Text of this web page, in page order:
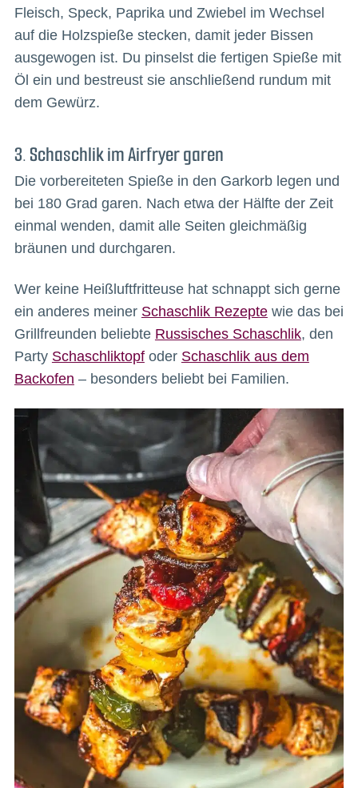
Fleisch, Speck, Paprika und Zwiebel im Wechsel
auf die Holzspieße stecken, damit jeder Bissen
ausgewogen ist. Du pinselst die fertigen Spieße mit
Öl ein und bestreust sie anschließend rundum mit
dem Gewürz.
3. Schaschlik im Airfryer garen
Die vorbereiteten Spieße in den Garkorb legen und
bei 180 Grad garen. Nach etwa der Hälfte der Zeit
einmal wenden, damit alle Seiten gleichmäßig
bräunen und durchgaren.
Wer keine Heißluftfritteuse hat schnappt sich gerne
ein anderes meiner Schaschlik Rezeptewie das bei
Grillfreunden beliebte Russisches Schaschlik, den
Party Schaschliktopfoder Schaschlik aus dem
Backofen – besonders beliebt bei Familien.